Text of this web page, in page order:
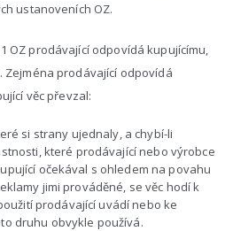
ustanoveních OZ.
OZ prodávající odpovídá kupujícímu,
Zejména prodávající odpovídá
věc převzal:
si strany ujednaly, a chybí-li
které prodávající nebo výrobce
očekával s ohledem na povahu
jimi prováděné, se věc hodí k
prodávající uvádí nebo ke
druhu obvykle používá.